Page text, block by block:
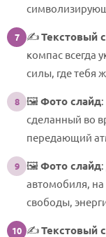
7 ✍️Текстовый
компас всегда
силы, где тебя
8 🖼️ Фото слайд
сделанный во
передающий
9 🖼️ Фото слайд
автомобиля,
свободы,
10 ✍️Текстовый